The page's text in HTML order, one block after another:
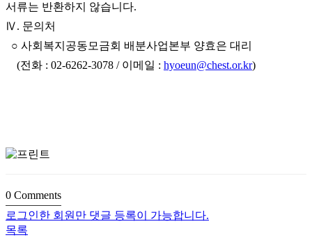
서류는 반환하지 않습니다.
Ⅳ. 문의처
○ 사회복지공동모금회 배분사업본부 양효은 대리
(전화 : 02-6262-3078 / 이메일 : hyoeun@chest.or.kr)
0 Comments
로그인한 회원만 댓글 등록이 가능합니다.
목록